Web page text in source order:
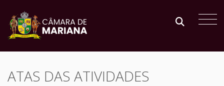
ATAS DAS ATIVIDADES